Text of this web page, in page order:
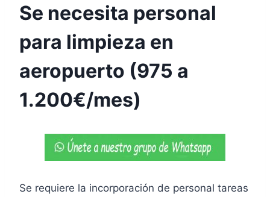
Se necesita personal
para limpieza en
aeropuerto (975 a
1.200€/mes)
Se requiere la incorporación de personal tareas